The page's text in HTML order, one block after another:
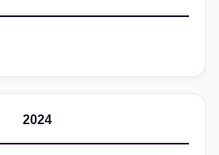
2024